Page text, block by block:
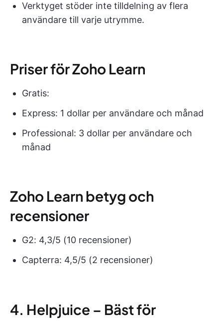
Verktyget stöder inte tilldelning av flera
användare till varje utrymme.
Priser för Zoho Learn
Gratis:
Express: 1 dollar per användare och månad
Professional: 3 dollar per användare och
månad
Zoho Learn betyg och
recensioner
G2: 4,3/5 (10 recensioner)
Capterra: 4,5/5 (2 recensioner)
4. Helpjuice – Bäst för